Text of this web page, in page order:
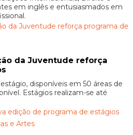
em inglês e entusiasmados em
da Juventude reforça
disponíveis em 50 áreas de
Estágios realizam-se até